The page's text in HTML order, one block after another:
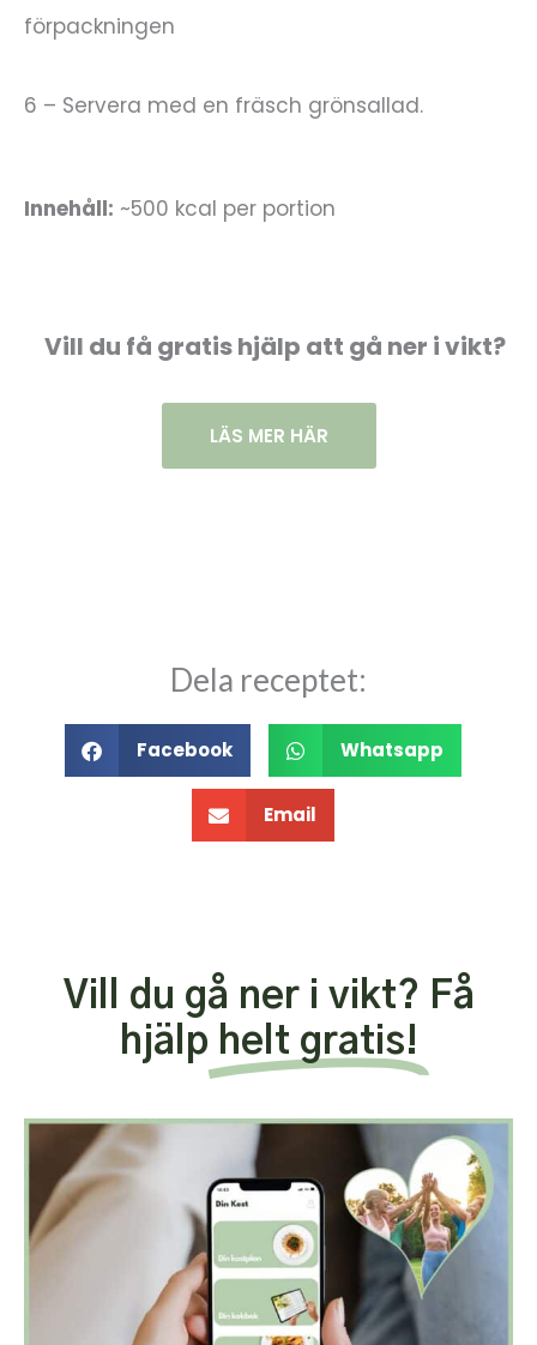
förpackningen
6 – Servera med en fräsch grönsallad.
Innehåll: ~500 kcal per portion
Vill du få gratis hjälp att gå ner i vikt?
LÄS MER HÄR
Dela receptet:
Facebook Whatsapp
Email
Vill du gå ner i vikt? Få
hjälp helt gratis!